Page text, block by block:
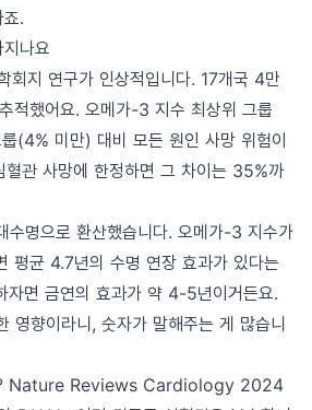
.
나요
회지 연구가 인상적입니다. 17개국 4만
적했어요. 오메가-3 지수 최상위 그룹
(4% 미만) 대비 모든 원인 사망 위험이
관 사망에 한정하면 그 차이는 35%까
수명으로 환산했습니다. 오메가-3 지수가
평균 4.7년의 수명 연장 효과가 있다는
자면 금연의 효과가 약 4-5년이거든요.
영향이라니, 숫자가 말해주는 게 많습니
? Nature Reviews Cardiology 2024